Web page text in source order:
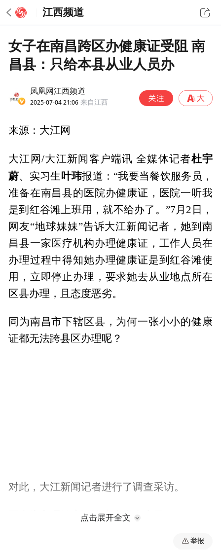
江西频道
女子在南昌跨区办健康证受阻 南
昌县：只给本县从业人员办
凤凰网江西频道
2025-07-04 21:06 来自江西
来源：大江网
大江网/大江新闻客户端讯 全媒体记者杜宇
蔚、实习生叶玮报道：“我要当餐饮服务员，
准备在南昌县的医院办健康证，医院一听我
是到红谷滩上班用，就不给办了。”7月2日，
网友“地球妹妹”告诉大江新闻记者，她到南
昌县一家医疗机构办理健康证，工作人员在
办理过程中得知她办理健康证是到红谷滩使
用，立即停止办理，要求她去从业地点所在
区县办理，且态度恶劣。
同为南昌市下辖区县，为何一张小小的健康
证都无法跨县区办理呢？
对此，大江新闻记者进行了调查采访。
网友为办理健康证跑遍大半个南昌
据“地球妹妹”讲述，她是一名在校大学生，
点击展开全文
举报